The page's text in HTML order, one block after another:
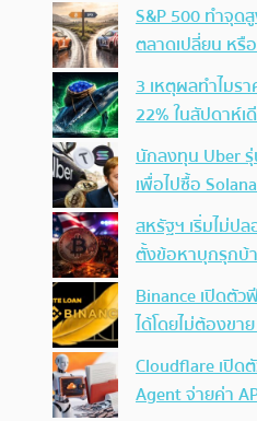
S&P 500 ทำจุด
ตลาดเปลี่ยน หรื
3 เหตุผลทำไมร
22% ในสัปดาห์เ
นักลงทุน Uber รุ่
เพื่อไปซื้อ
สหรัฐฯ เริ่มไม่ป
ตั้งข้อหาบุกรุกบ้
Binance เปิดตัว
ได้โดยไม่ต้องข
Cloudflare เปิด
Agent จ่ายค่า